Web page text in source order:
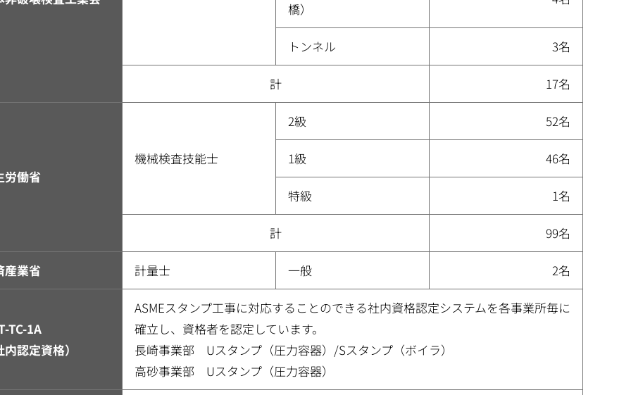
橋）
トンネル 3名
計 17名
労働省
機械検査技能士
2級 52名
1級 46名
特級 1名
計 99名
産業省 計量士 一般 2名
TC-1A
認定資格）
ASMEスタンプ工事に対応することのできる社内資格認定システムを各事業所毎に
確立し、資格者を認定しています。
長崎事業部 Uスタンプ（圧力容器）/Sスタンプ（ボイラ）
高砂事業部 Uスタンプ（圧力容器）